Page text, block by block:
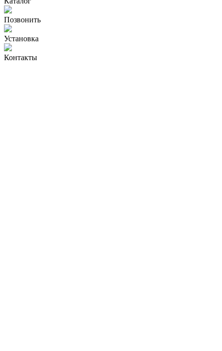
Позвонить
Установка
Контакты